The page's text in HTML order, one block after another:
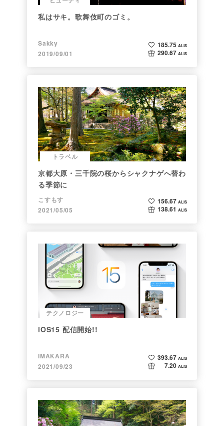
私はサキ。歌舞伎町のゴミ。
Sakky
2019/09/01
185.75 ALIS
290.67 ALIS
トラベル
京都大原・三千院の桜からシャクナゲへ替わ
る季節に
こすもす
2021/05/05
156.67 ALIS
138.61 ALIS
テクノロジー
iOS15 配信開始!!
IMAKARA
2021/09/23
393.67 ALIS
7.20 ALIS